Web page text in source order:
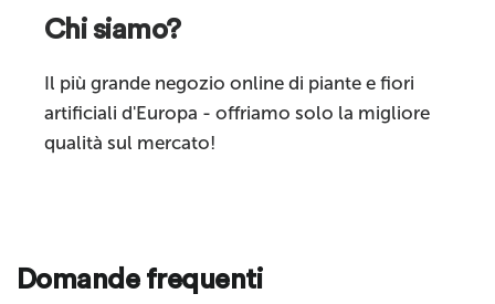
Commenta
Invia
Chi siamo?
Il più grande negozio online di piante e fiori
artificiali d'Europa - offriamo solo la migliore
qualità sul mercato!
Domande frequenti